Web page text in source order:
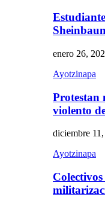
enero 26,
Ayotzinapa
Protestan
violento
diciembre
Ayotzinapa